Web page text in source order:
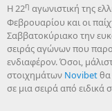
Η 22η αγωνιστική της
Φεβρουαρίου και οι
Σαββατοκύριακο την
σειράς αγώνων που
ενδιαφέρον. Όσοι,
στοιχημάτων Novibetθα
σε μια σειρά από ειδικά